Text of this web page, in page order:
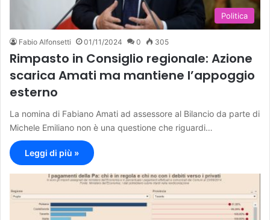
Politica
Fabio Alfonsetti 01/11/2024 0 305
Rimpasto in Consiglio regionale: Azione
scarica Amati ma mantiene l’appoggio
esterno
La nomina di Fabiano Amati ad assessore al Bilancio da parte di
Michele Emiliano non è una questione che riguardi…
Leggi di più »